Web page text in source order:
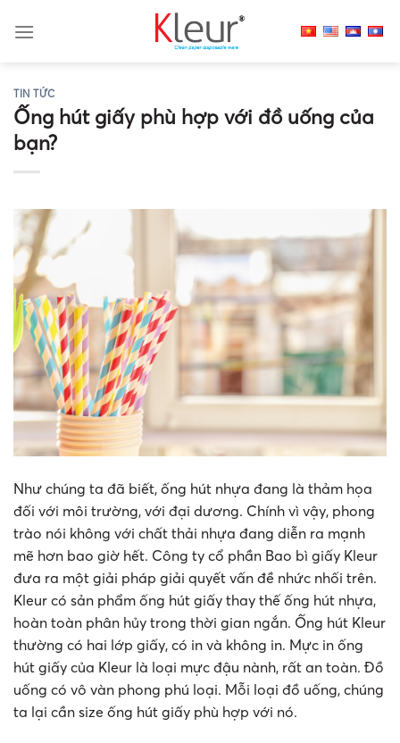
TIN TỨC
Ống hút giấy phù hợp với đồ uống của
bạn?
Như chúng ta đã biết, ống hút nhựa đang là thảm họa
đối với môi trường, với đại dương. Chính vì vậy, phong
trào nói không với chất thải nhựa đang diễn ra mạnh
mẽ hơn bao giờ hết. Công ty cổ phần Bao bì giấy Kleur
đưa ra một giải pháp giải quyết vấn đề nhức nhối trên.
Kleur có sản phẩm ống hút giấy thay thế ống hút nhựa,
hoàn toàn phân hủy trong thời gian ngắn. Ống hút Kleur
thường có hai lớp giấy, có in và không in. Mực in ống
hút giấy của Kleur là loại mực đậu nành, rất an toàn. Đồ
uống có vô vàn phong phú loại. Mỗi loại đồ uống, chúng
ta lại cần size ống hút giấy phù hợp với nó.